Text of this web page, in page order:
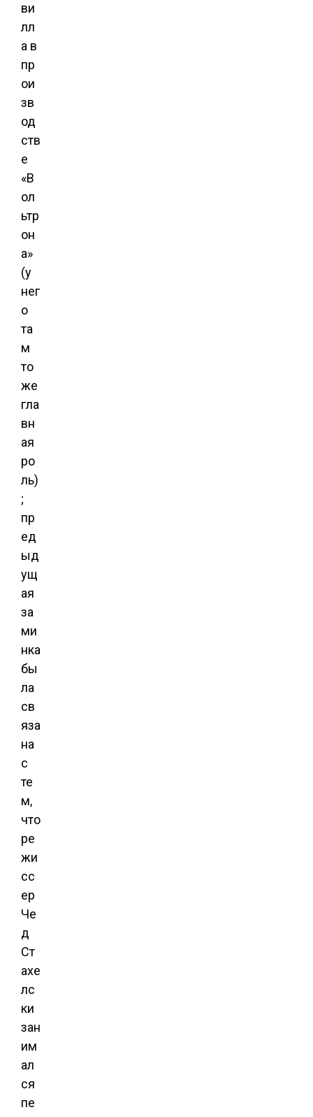
ви
лл
а в
пр
ои
зв
од
ств
е
«В
ол
ьтр
он
а»
(у
нег
о
та
м
то
же
гла
вн
ая
ро
ль)
;
пр
ед
ыд
ущ
ая
за
ми
нка
бы
ла
св
яза
на
с
те
м,
что
ре
жи
сс
ер
Че
д
Ст
ахе
лс
ки
зан
им
ал
ся
пе